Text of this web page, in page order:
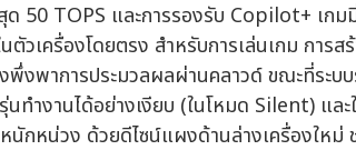
50 TOPS และการรองรับ Copilot+ เกม
ตัวเครื่องโดยตรง สำหรับการเล่นเกม การ
พึ่งพาการประมวลผลผ่านคลาวด์ ขณะที่ระ
ำงานได้อย่างเงียบ (ในโหมด Silent) แล
กหน่วง ด้วยดีไซน์แผงด้านล่างเครื่องใหม่